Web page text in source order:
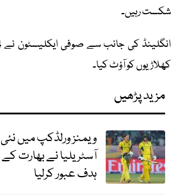
شکست رہیں۔
کھلاڑیوں کو آؤٹ کیا۔
مزید پڑھیں
ویمنز ورلڈکپ میں نئی
ہدف عبور کرلیا